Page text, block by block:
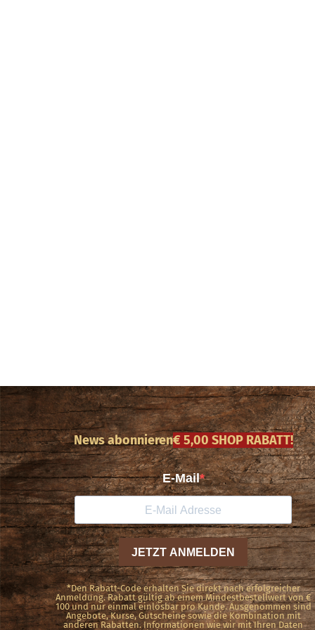
News abonnieren€ 5,00 SHOP RABATT!
*Den Rabatt-Code erhalten Sie direkt nach erfolgreicher
Anmeldung. Rabatt gültig ab einem Mindestbestellwert von €
100 und nur einmal einlösbar pro Kunde. Ausgenommen sind
Angebote, Kurse, Gutscheine sowie die Kombination mit
anderen Rabatten. Informationen wie wir mit Ihren Daten